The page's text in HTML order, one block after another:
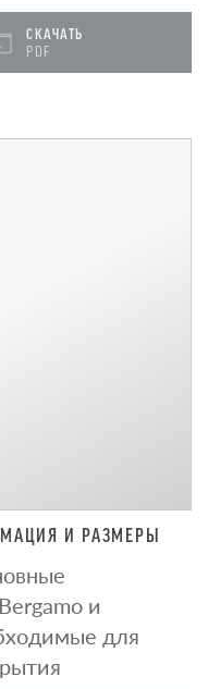
СКАЧАТЬ
PDF
И РАЗМЕРЫ
и
для